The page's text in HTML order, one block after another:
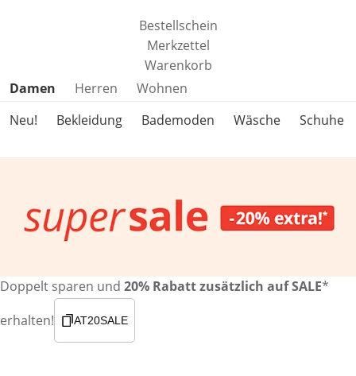
Bestellschein
Merkzettel
Warenkorb
Produktkategorien überspringen
Damen Herren
Wohnen
Neu!
Bekleidung Bademoden Wäsche Schuhe
Doppelt sparen und 20% Rabatt zusätzlich auf SALE*
erhalten!
AT20SALE